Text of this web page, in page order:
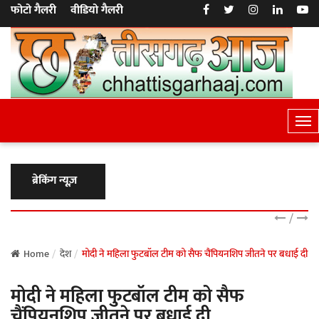
फोटो गैलरी वीडियो गैलरी
T
o
e
a
ब्रेकिंग न्यूज़
/
Home देश मोदी ने महिला फुटबॉल टीम को सैफ चैंपियनशिप जीतने पर बधाई दी
मोदी ने महिला फुटबॉल टीम को सैफ